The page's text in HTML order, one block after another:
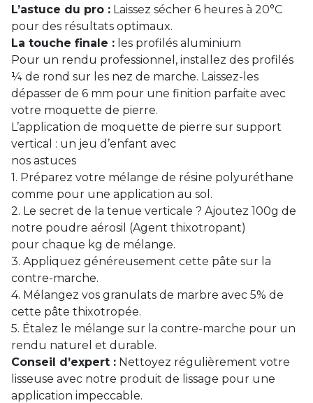
L’astuce du pro : Laissez sécher 6 heures à 20°C
pour des résultats optimaux.
La touche finale : les profilés aluminium
Pour un rendu professionnel, installez des profilés
¼ de rond sur les nez de marche. Laissez-les
dépasser de 6 mm pour une finition parfaite avec
votre moquette de pierre.
L’application de moquette de pierre sur support
vertical : un jeu d’enfant avec
nos astuces
1. Préparez votre mélange de résine polyuréthane
comme pour une application au sol.
2. Le secret de la tenue verticale ? Ajoutez 100g de
notre poudre aérosil (Agent thixotropant)
pour chaque kg de mélange.
3. Appliquez généreusement cette pâte sur la
contre-marche.
4. Mélangez vos granulats de marbre avec 5% de
cette pâte thixotropée.
5. Étalez le mélange sur la contre-marche pour un
rendu naturel et durable.
Conseil d’expert : Nettoyez régulièrement votre
lisseuse avec notre produit de lissage pour une
application impeccable.